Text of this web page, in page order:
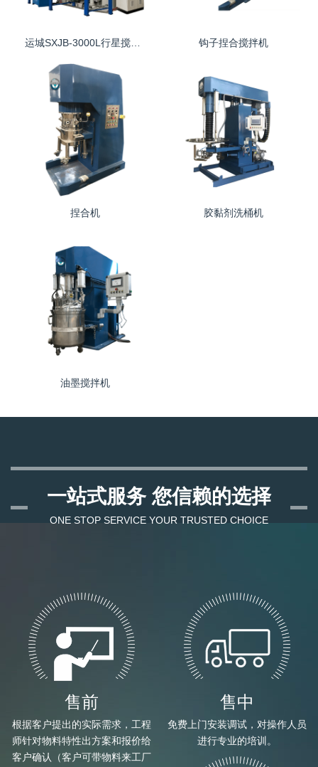
运城SXJB-3000L行星搅拌机 钩子捏合搅拌机
捏合机 胶黏剂洗桶机
油墨搅拌机
一站式服务 您信赖的选择
ONE STOP SERVICE YOUR TRUSTED CHOICE
售前
根据客户提出的实际需求，工程
师针对物料特性出方案和报价给
客户确认（客户可带物料来工厂
售中
免费上门安装调试，对操作人员
进行专业的培训。